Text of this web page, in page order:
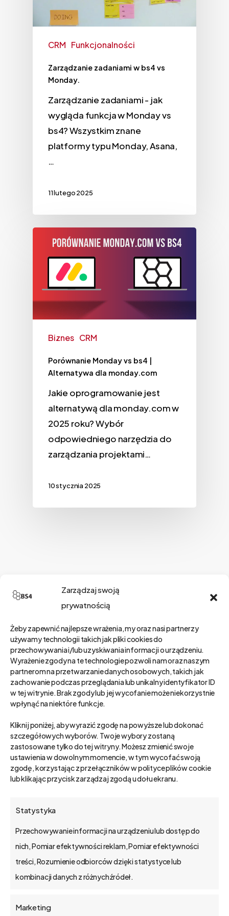
Zarządzaj swoją
prywatnością
Żeby zapewnić najlepsze wrażenia, my oraz nasi partnerzy
używamy technologii takich jak pliki cookies do
przechowywania i/lub uzyskiwania informacji o urządzeniu.
Wyrażenie zgody na te technologie pozwoli nam oraz naszym
partnerom na przetwarzanie danych osobowych, takich jak
zachowanie podczas przeglądania lub unikalny identyfikator ID
w tej witrynie. Brak zgody lub jej wycofanie może niekorzystnie
wpłynąć na niektóre funkcje.
Kliknij poniżej, aby wyrazić zgodę na powyższe lub dokonać
szczegółowych wyborów. Twoje wybory zostaną
zastosowane tylko do tej witryny. Możesz zmienić swoje
ustawienia w dowolnym momencie, w tym wycofać swoją
zgodę, korzystając z przełączników w polityce plików cookie
lub klikając przycisk zarządzaj zgodą u dołu ekranu.
Statystyka
Przechowywanie informacji na urządzeniu lub dostęp do
nich, Pomiar efektywności reklam, Pomiar efektywności
treści, Rozumienie odbiorców dzięki statystyce lub
kombinacji danych z różnych źródeł.
Marketing
CRM Funkcjonalności
Zarządzanie zadaniami w bs4 vs
Monday.
Zarządzanie zadaniami - jak
wygląda funkcja w Monday vs
bs4? Wszystkim znane
platformy typu Monday, Asana,
…
11 lutego 2025
Biznes CRM
Porównanie Monday vs bs4 |
Alternatywa dla monday.com
Jakie oprogramowanie jest
alternatywą dla monday.com w
2025 roku? Wybór
odpowiedniego narzędzia do
zarządzania projektami…
10 stycznia 2025
Kategorie
Kategorie
Wybierz Kategoria
Najnowsze posty
bs4 API changelog
debugować bs4 API dla bs4 core
Efektywność pracy: analiza
4 skuteczne metody pozyskiwania
klientów